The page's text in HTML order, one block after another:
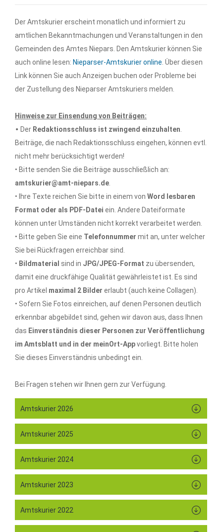
Der Amtskurier erscheint monatlich und informiert zu
amtlichen Bekanntmachungen und Veranstaltungen in den
Gemeinden des Amtes Niepars. Den Amtskurier können Sie
auch online lesen: Nieparser-Amtskurier online . Über diesen
Link können Sie auch Anzeigen buchen oder Probleme bei
der Zustellung des Nieparser Amtskuriers melden.
Hinweise zur Einsendung von Beiträgen:
• Der Redaktionsschluss ist zwingend einzuhalten
Beiträge, die nach Redaktionsschluss eingehen, können evtl.
nicht mehr berücksichtigt werden!
• Bitte senden Sie die Beiträge ausschließlich an:
amtskurier@amt-niepars.de
• Ihre Texte reichen Sie bitte in einem von Word lesbaren
Format oder als PDF-Datei ein. Andere Dateiformate
können unter Umständen nicht korrekt verarbeitet werden.
• Bitte geben Sie eine Telefonnummer mit an, unter welcher
Sie bei Rückfragen erreichbar sind.
• Bildmaterial sind in JPG/JPEG-Format zu übersenden,
damit eine druckfähige Qualität gewährleistet ist. Es sind
pro Artikel maximal 2 Bilder erlaubt (auch keine Collagen).
• Sofern Sie Fotos einreichen, auf denen Personen deutlich
erkennbar abgebildet sind, gehen wir davon aus, dass Ihnen
das Einverständnis dieser Personen zur Veröffentlichung
im Amtsblatt und in der meinOrt-Appvorliegt. Bitte holen
Sie dieses Einverständnis unbedingt ein.
Bei Fragen stehen wir Ihnen gern zur Verfügung.
Amtskurier 2026
Amtskurier 2025
Amtskurier 2024
Amtskurier 2023
Amtskurier 2022